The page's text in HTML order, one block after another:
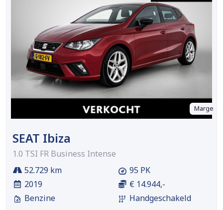
Marge
SEAT Ibiza
1.0 TSI FR Business Intense
52.729 km
2019
Benzine
95 PK
€ 14.944,-
Handgeschakeld